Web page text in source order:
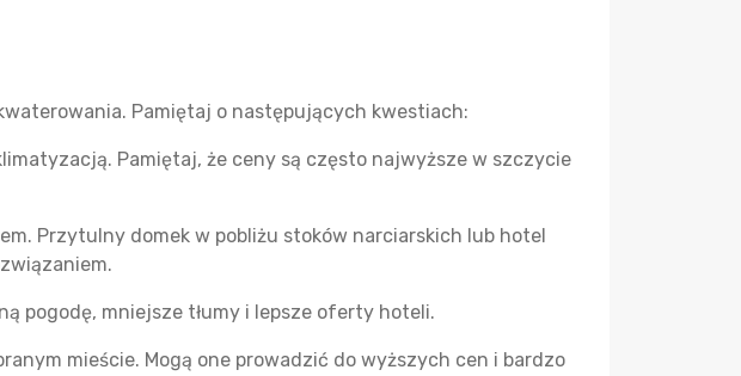
Pamiętaj o następujących kwestiach:
Pamiętaj, że ceny są często najwyższe w szczycie
Przytulny domek w pobliżu stoków narciarskich lub hotel
pogodę, mniejsze tłumy i lepsze oferty hoteli.
mieście. Mogą one prowadzić do wyższych cen i bardzo